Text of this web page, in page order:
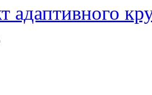
адаптивного